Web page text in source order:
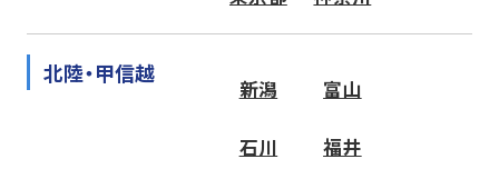
北陸・甲信越
新潟 富山
石川 福井